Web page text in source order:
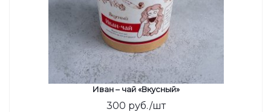
Иван – чай «Вкусный»
300 руб./шт